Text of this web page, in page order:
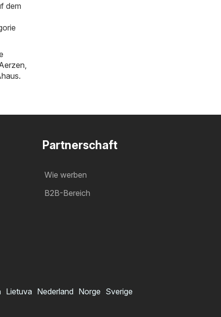
dem
.
Partnerschaft
Wie werben
B2B-Bereich
Lietuva Nederland Norge Sverige